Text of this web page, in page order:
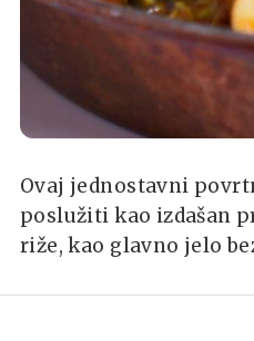
Ovaj jednostavni
poslužiti kao izdašan
riže, kao glavno jelo